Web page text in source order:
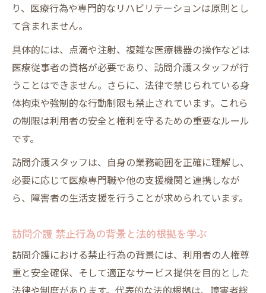
り、医療行為や専門的なリハビリテーションは原則とし
て含まれません。
具体的には、点滴や注射、複雑な医療機器の操作などは
医療従事者の資格が必要であり、訪問介護スタッフが行
うことはできません。さらに、法律で禁じられている身
体拘束や強制的な行動制限も禁止されています。これら
の制限は利用者の安全と権利を守るための重要なルール
です。
訪問介護スタッフは、自身の業務範囲を正確に理解し、
必要に応じて医療専門職や他の支援機関と連携しなが
ら、障害者の生活支援を行うことが求められています。
訪問介護 禁止行為の背景と法的根拠を学ぶ
訪問介護における禁止行為の背景には、利用者の人権尊
重と安全確保、そして適正なサービス提供を目的とした